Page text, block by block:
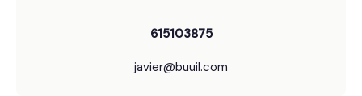
615103875
javier@buuil.com